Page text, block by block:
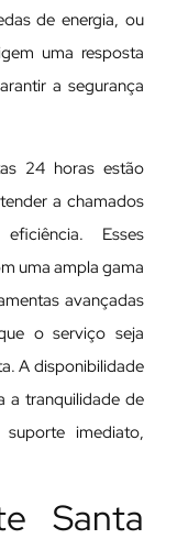
de energia, ou
uma resposta
a segurança
24 horas estão
a chamados
Esses
uma ampla gama
avançadas
o serviço seja
A disponibilidade
a tranquilidade de
imediato,
Santa